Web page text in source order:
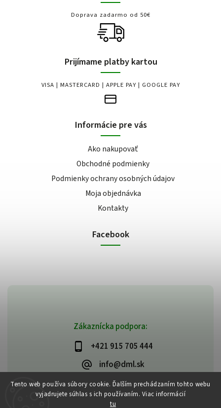
Tento web používa súbory cookie. Ďalším prechádzaním tohto webu
vyjadrujete súhlas s ich používaním. Viac informácií
tu
Zákaznícka podpora:
+421 915 705 444
info@dml.sk
Doprava zadarmo od 50€
Prijímame platby kartou
VISA | MASTERCARD | APPLE PAY | GOOGLE PAY
Informácie pre vás
Ako nakupovať
Obchodné podmienky
Podmienky ochrany osobných údajov
Moja objednávka
Kontakty
Facebook